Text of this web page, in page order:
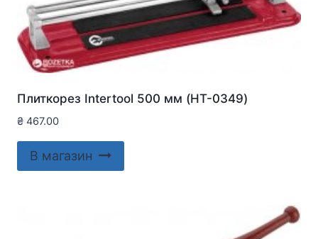
Плиткорез Intertool 500 мм (HT-0349)
₴ 467.00
В магазин